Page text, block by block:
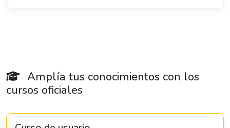
Amplía tus conocimientos con los
cursos oficiales